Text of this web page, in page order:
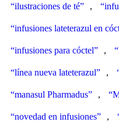
“ilustraciones de té” ,
“infusiones lateterazul en
“infusiones para cóctel” ,
“línea nueva lateterazul” ,
“manasul Pharmadus” ,
“novedad en infusiones” ,